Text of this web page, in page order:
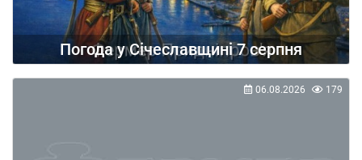
Погода у Січеславщині 7 серпня
06.08.2026 179